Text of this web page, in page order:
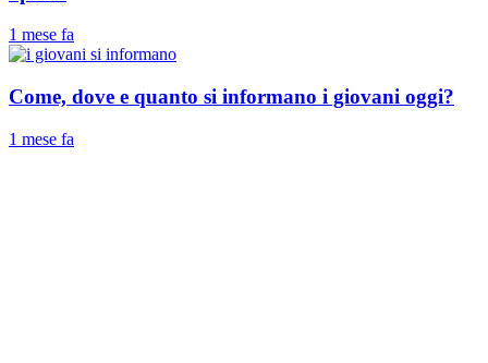
1 mese fa
Come, dove e quanto si informano i giovani oggi?
1 mese fa